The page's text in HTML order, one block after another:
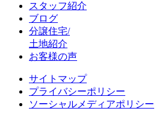
スタッフ紹介
ブログ
分譲住宅/
土地紹介
お客様の声
サイトマップ
プライバシーポリシー
ソーシャルメディアポリシー